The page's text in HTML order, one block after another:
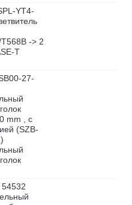
YT4-
-> 2
T
27-
mm , с
(SZB-